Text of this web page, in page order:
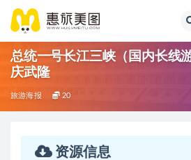
总统一号长江三峡（国内长线
庆武隆
旅游海报 20
资源信息